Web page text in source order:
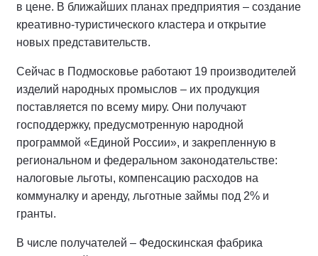
в цене. В ближайших планах предприятия – создание
креативно-туристического кластера и открытие
новых представительств.
Сейчас в Подмосковье работают 19 производителей
изделий народных промыслов – их продукция
поставляется по всему миру. Они получают
господдержку, предусмотренную народной
программой «Единой России», и закрепленную в
региональном и федеральном законодательстве:
налоговые льготы, компенсацию расходов на
коммуналку и аренду, льготные займы под 2% и
гранты.
В числе получателей – Федоскинская фабрика